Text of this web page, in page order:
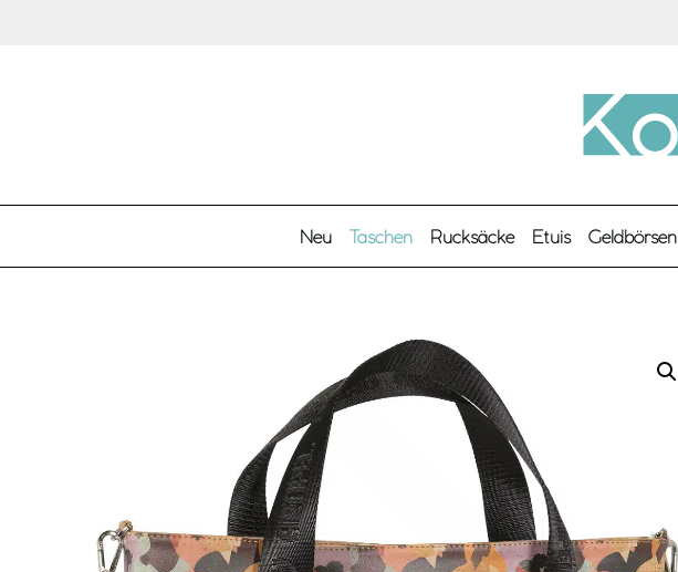
Neu Taschen Rucksäcke Etuis Geldbörsen